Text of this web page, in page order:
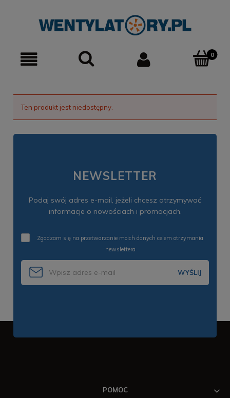
0
Ten produkt jest niedostępny.
NEWSLETTER
Podaj swój adres e-mail, jeżeli chcesz otrzymywać
informacje o nowościach i promocjach.
Zgadzam się na przetwarzanie moich danych celem otrzymania
newslettera
WYŚLIJ
POMOC